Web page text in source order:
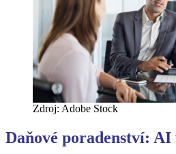
Zdroj: Adobe Stock
Daňové poradenství: